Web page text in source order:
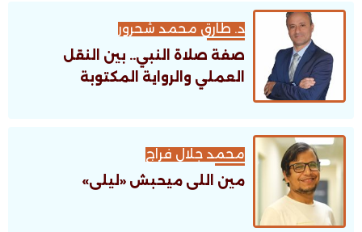
د. طارق محمد شحرور
صفة صلاة النبي.. بين النقل
العملي والرواية المكتوبة
محمد جلال فراج
مين اللى ميحبش «ليلى»